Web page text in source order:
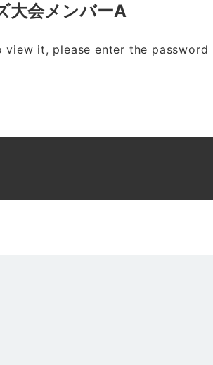
会メンバーA
it, please enter the password